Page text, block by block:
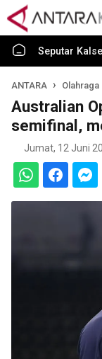
Seputar Kalsel
ANTARA Olahraga
Australian
semifinal,
Jumat, 12 Juni